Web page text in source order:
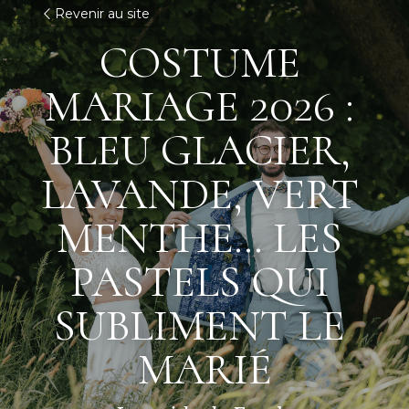
Revenir au site
COSTUME
MARIAGE 2026 :
BLEU GLACIER,
LAVANDE, VERT
MENTHE… LES
PASTELS QUI
SUBLIMENT LE
MARIÉ